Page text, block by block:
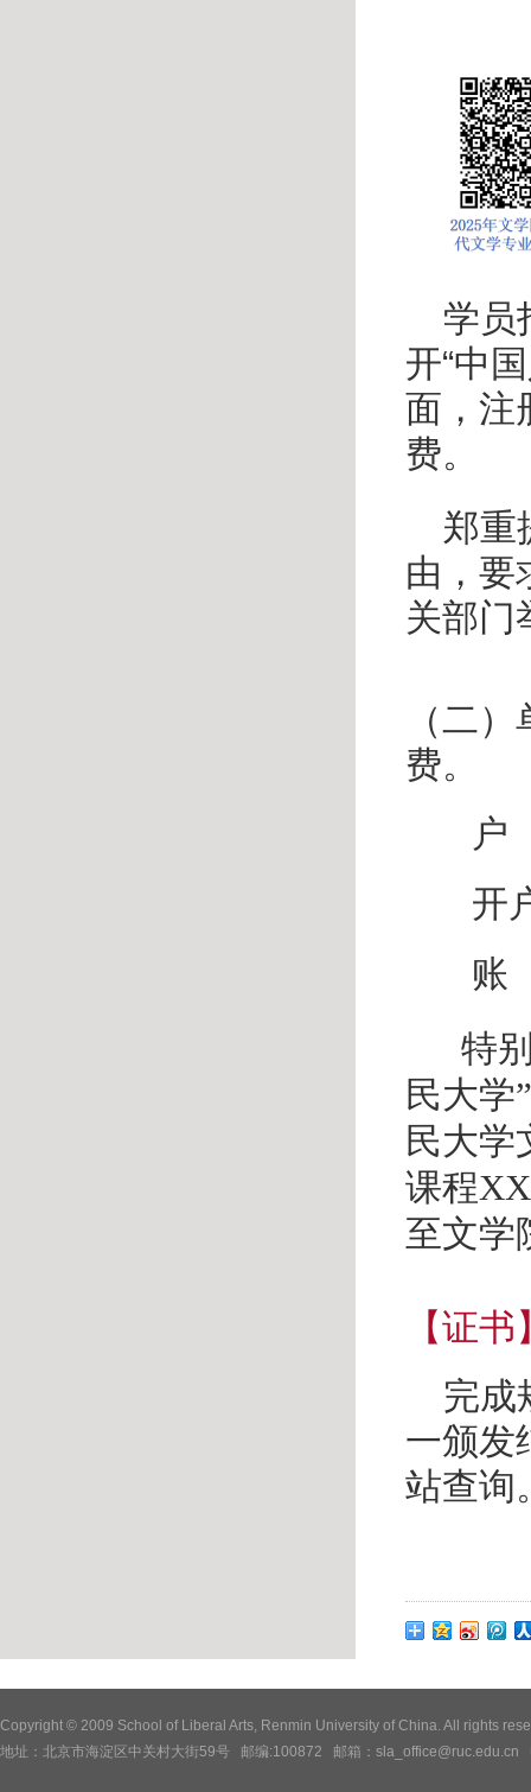
学员
开“中
面，注
费。
郑重
由，要
关部门
（二
费。
户
开
账
特
民大学
民大学
课程
至文学
【证书
完成
一颁发
站查询
Copyright © 2009 School of Liberal Arts, Renmin University of China. All rights
地址：北京市海淀区中关村大街59号 邮编:100872 邮箱：